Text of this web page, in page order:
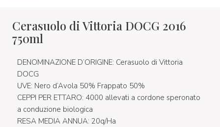
Cerasuolo di Vittoria DOCG 2016
750ml
DENOMINAZIONE D’ORIGINE: Cerasuolo di Vittoria
DOCG
UVE: Nero d’Avola 50% Frappato 50%
CEPPI PER ETTARO: 4000 allevati a cordone speronato
a conduzione biologica
RESA MEDIA ANNUA: 20q/Ha